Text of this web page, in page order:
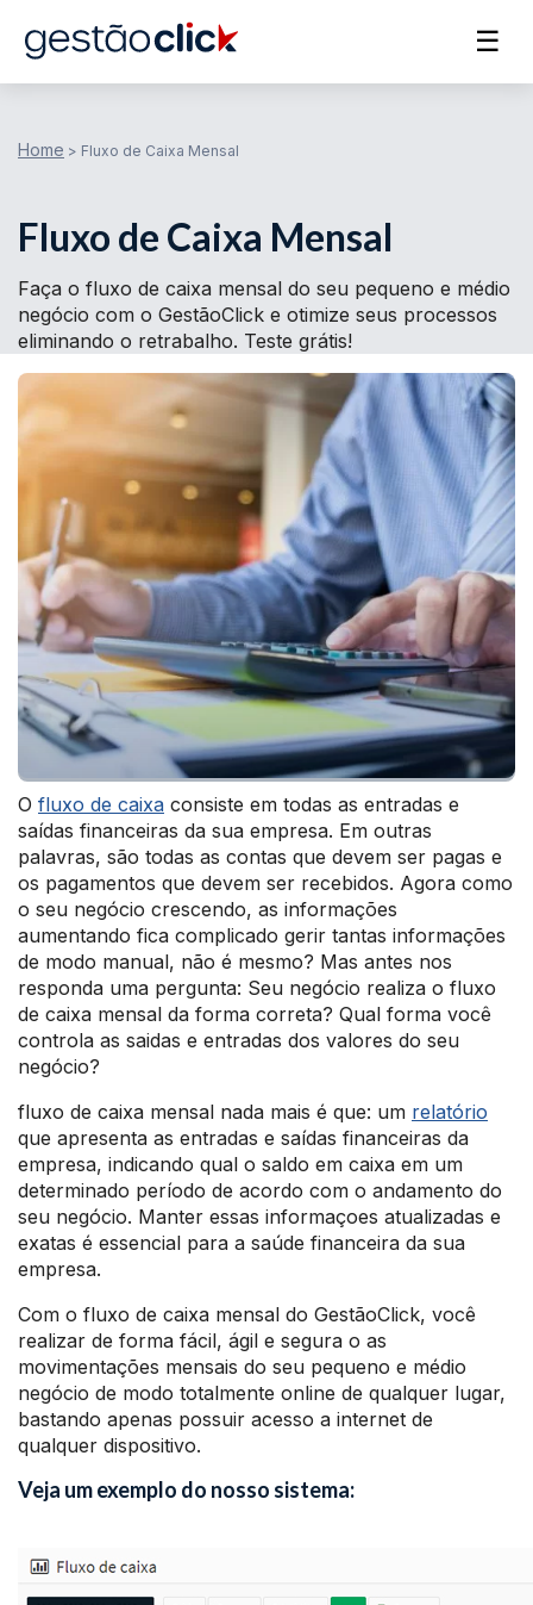
☰
Home > Fluxo de Caixa Mensal
Fluxo de Caixa Mensal
Faça o fluxo de caixa mensal do seu pequeno e médio
negócio com o GestãoClick e otimize seus processos
eliminando o retrabalho. Teste grátis!
O fluxo de caixa consiste em todas as entradas e
saídas financeiras da sua empresa. Em outras
palavras, são todas as contas que devem ser pagas e
os pagamentos que devem ser recebidos. Agora como
o seu negócio crescendo, as informações
aumentando fica complicado gerir tantas informações
de modo manual, não é mesmo? Mas antes nos
responda uma pergunta: Seu negócio realiza o fluxo
de caixa mensal da forma correta? Qual forma você
controla as saidas e entradas dos valores do seu
negócio?
fluxo de caixa mensal nada mais é que: um relatório
que apresenta as entradas e saídas financeiras da
empresa, indicando qual o saldo em caixa em um
determinado período de acordo com o andamento do
seu negócio. Manter essas informaçoes atualizadas e
exatas é essencial para a saúde financeira da sua
empresa.
Com o fluxo de caixa mensal do GestãoClick, você
realizar de forma fácil, ágil e segura o as
movimentações mensais do seu pequeno e médio
negócio de modo totalmente online de qualquer lugar,
bastando apenas possuir acesso a internet de
qualquer dispositivo.
Veja um exemplo do nosso sistema: